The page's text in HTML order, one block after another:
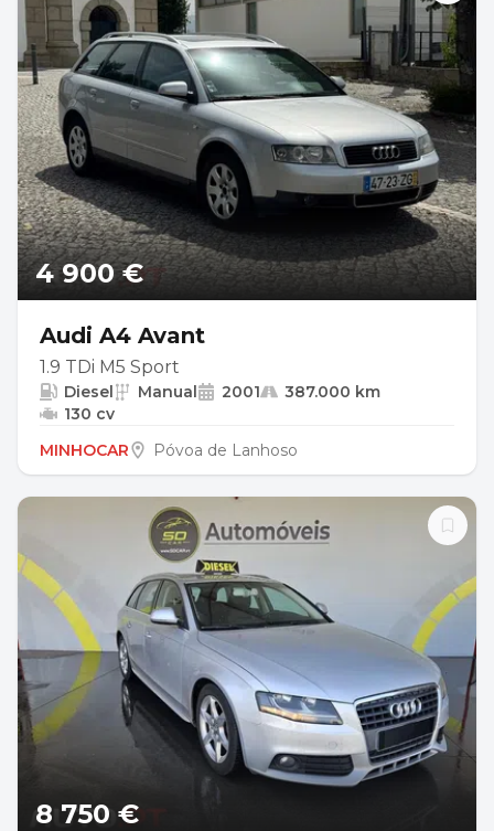
4 900 €
Audi A4 Avant
1.9 TDi M5 Sport
Diesel Manual 2001
387.000 km
130 cv
MINHOCAR
Póvoa de Lanhoso
8 750 €